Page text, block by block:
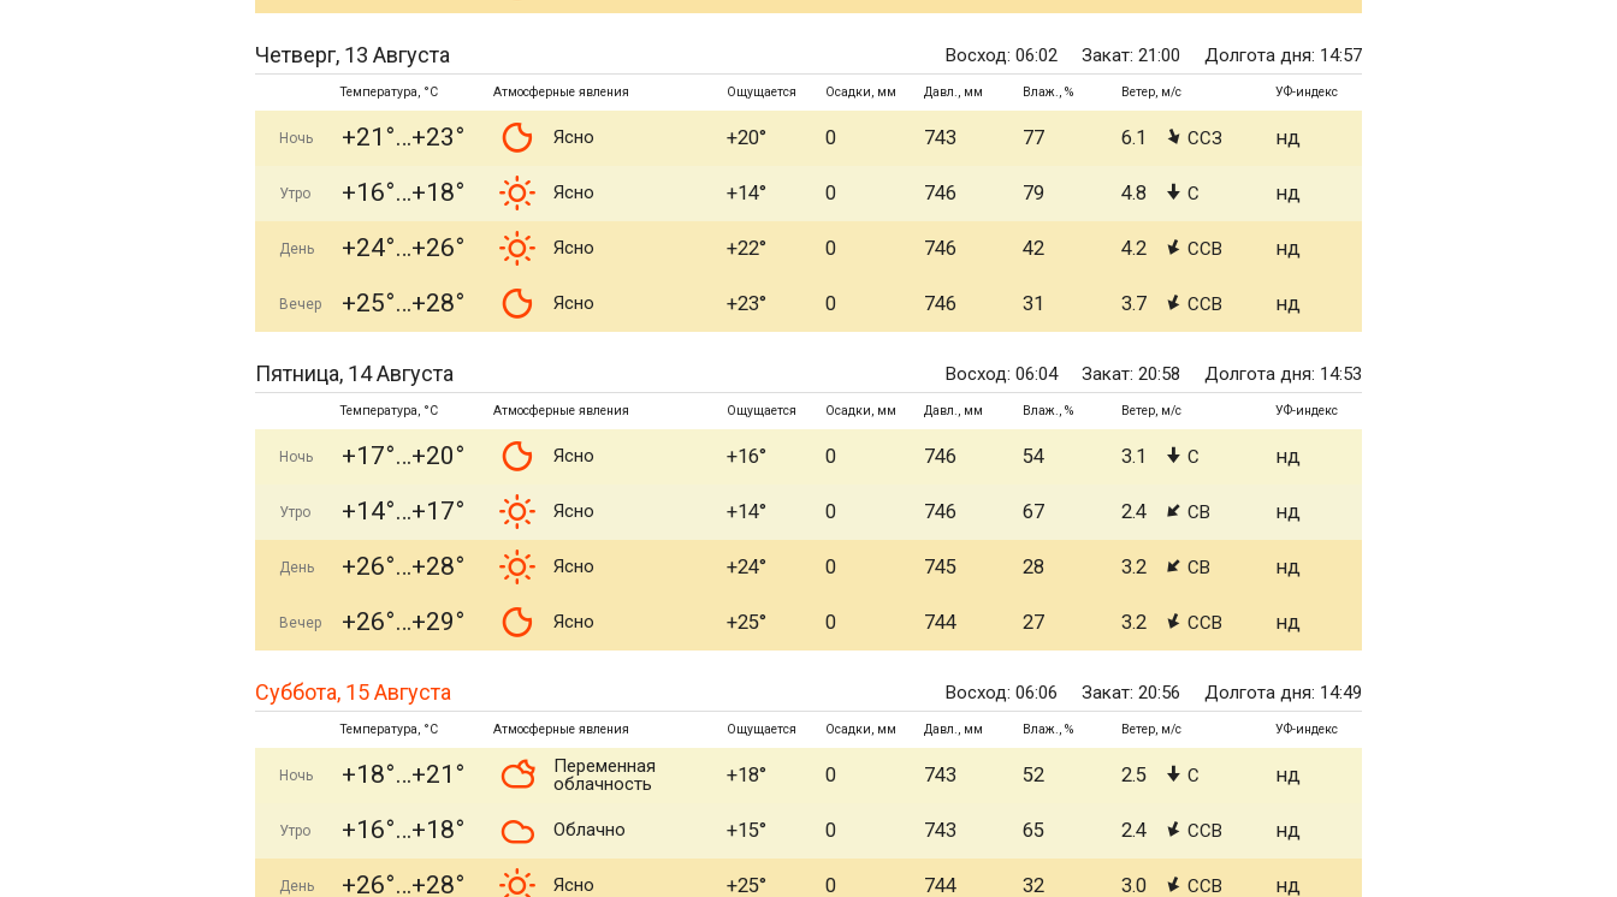
Четверг, 13 Августа Восход: 06:02 Закат: 21:00 Долгота дня: 14:57
Температура, °C Атмосферные явления Ощущается Осадки, мм Давл., мм Влаж., % Ветер, м/с УФ-индекс
Ночь +21° +23° Ясно +20° 0 743 77 6.1 ССЗ нд
Утро +16° +18° Ясно +14° 0 746 79 4.8 С нд
День +24° +26° Ясно +22° 0 746 42 4.2 ССВ нд
Вечер +25° +28° Ясно +23° 0 746 31 3.7 ССВ нд
Пятница, 14 Августа Восход: 06:04 Закат: 20:58 Долгота дня: 14:53
Температура, °C Атмосферные явления Ощущается Осадки, мм Давл., мм Влаж., % Ветер, м/с УФ-индекс
Ночь +17° +20° Ясно +16° 0 746 54 3.1 С нд
Утро +14° +17° Ясно +14° 0 746 67 2.4 СВ нд
День +26° +28° Ясно +24° 0 745 28 3.2 СВ нд
Вечер +26° +29° Ясно +25° 0 744 27 3.2 ССВ нд
Суббота, 15 Августа Восход: 06:06 Закат: 20:56 Долгота дня: 14:49
Температура, °C Атмосферные явления Ощущается Осадки, мм Давл., мм Влаж., % Ветер, м/с УФ-индекс
Ночь +18° +21°
Переменная
облачность
+18° 0 743 52 2.5 С нд
Утро +16° +18° Облачно +15° 0 743 65 2.4 ССВ нд
День +26° +28° Ясно +25° 0 744 32 3.0 ССВ нд